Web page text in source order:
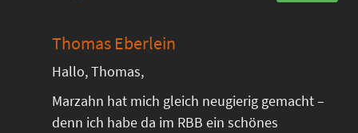
Thomas Eberlein
Hallo, Thomas,
Marzahn hat mich gleich neugierig gemacht –
denn ich habe da im RBB ein schönes